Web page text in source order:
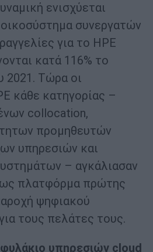
ενισχύεται
συνεργατών
για το HPE
κατά 116% το
2021. Τώρα οι
κάθε κατηγορίας –
collocation,
προμηθευτών
υπηρεσιών και
– αγκάλιασαν
ως πλατφόρμα πρώτης
ψηφιακού
τους πελάτες τους.
υπηρεσιών cloud